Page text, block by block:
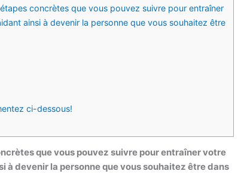
concrètes que vous pouvez suivre pour entraîner
ainsi à devenir la personne que vous souhaitez être
ci-dessous!
que vous pouvez suivre pour entraîner votre
devenir la personne que vous souhaitez être dans